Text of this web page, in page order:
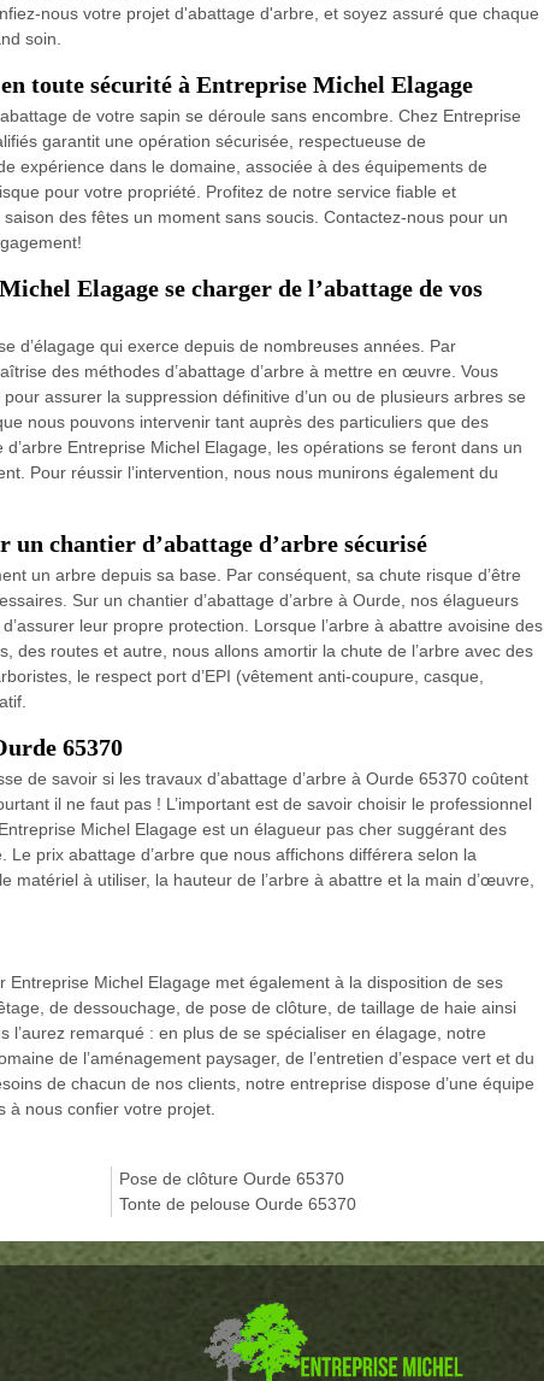
nous votre projet d'abattage d'arbre, et soyez assuré que chaque
soin.
toute sécurité à Entreprise Michel Elagage
de votre sapin se déroule sans encombre. Chez Entreprise
garantit une opération sécurisée, respectueuse de
expérience dans le domaine, associée à des équipements de
pour votre propriété. Profitez de notre service fiable et
des fêtes un moment sans soucis. Contactez-nous pour un
Elagage se charger de l’abattage de vos
d’élagage qui exerce depuis de nombreuses années. Par
des méthodes d’abattage d’arbre à mettre en œuvre. Vous
assurer la suppression définitive d’un ou de plusieurs arbres se
nous pouvons intervenir tant auprès des particuliers que des
d’arbre Entreprise Michel Elagage, les opérations se feront dans un
Pour réussir l’intervention, nous nous munirons également du
chantier d’abattage d’arbre sécurisé
un arbre depuis sa base. Par conséquent, sa chute risque d’être
Sur un chantier d’abattage d’arbre à Ourde, nos élagueurs
leur propre protection. Lorsque l’arbre à abattre avoisine des
des routes et autre, nous allons amortir la chute de l’arbre avec des
le respect port d’EPI (vêtement anti-coupure, casque,
65370
de savoir si les travaux d’abattage d’arbre à Ourde 65370 coûtent
il ne faut pas ! L’important est de savoir choisir le professionnel
Michel Elagage est un élagueur pas cher suggérant des
prix abattage d’arbre que nous affichons différera selon la
matériel à utiliser, la hauteur de l’arbre à abattre et la main d’œuvre,
Entreprise Michel Elagage met également à la disposition de ses
de dessouchage, de pose de clôture, de taillage de haie ainsi
l’aurez remarqué : en plus de se spécialiser en élagage, notre
de l’aménagement paysager, de l’entretien d’espace vert et du
de chacun de nos clients, notre entreprise dispose d’une équipe
à nous confier votre projet.
Pose de clôture Ourde 65370
Tonte de pelouse Ourde 65370